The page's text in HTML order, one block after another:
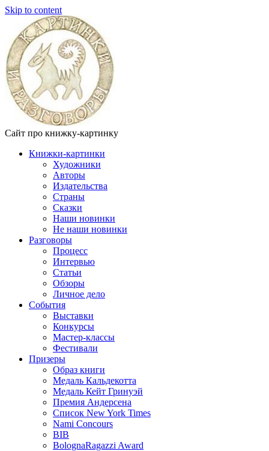
Skip to content
Сайт про книжку-картинку
Книжки-картинки
Художники
Авторы
Издательства
Страны
Сказки
Наши новинки
Не наши новинки
Разговоры
Процесс
Интервью
Статьи
Обзоры
Личное дело
События
Выставки
Конкурсы
Мастер-классы
Фестивали
Призеры
Образ книги
Медаль Кальдекотта
Медаль Кейт Гринуэй
Премия Андерсена
Список New York Times
Nami Concours
BIB
BolognaRagazzi Award